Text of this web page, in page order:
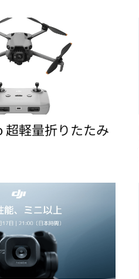
超軽量折りたたみ